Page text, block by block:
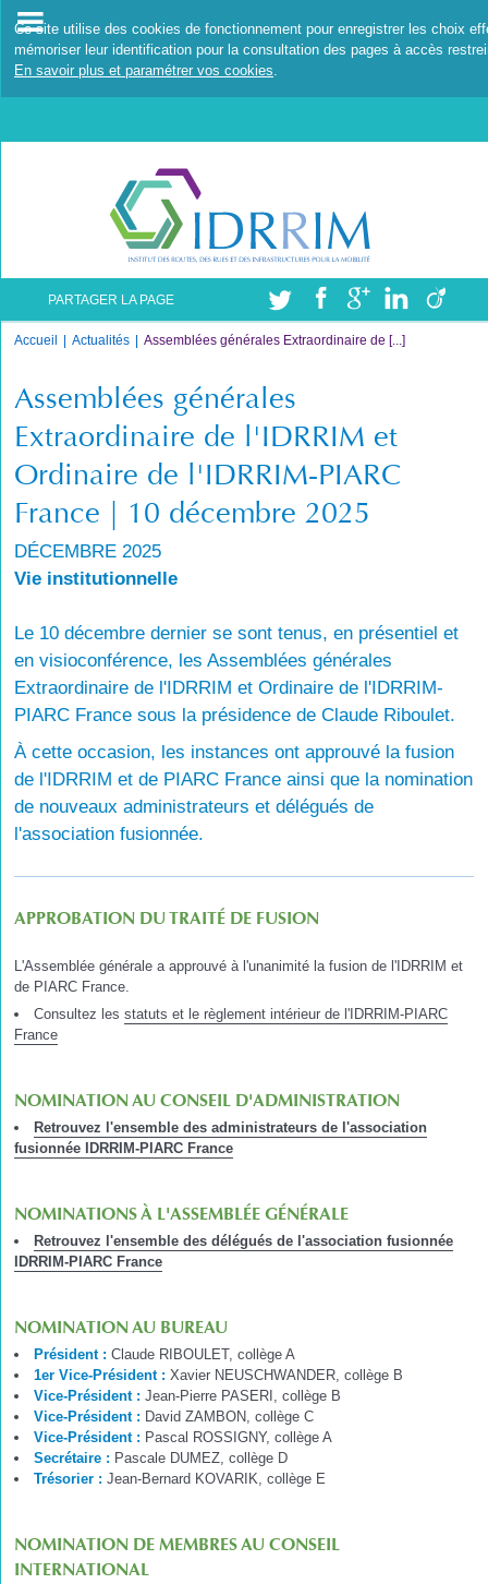
Ce site utilise des cookies de fonctionnement pour enregistrer les choix
mémoriser leur identification pour la consultation des pages à accès
En savoir plus et paramétrer vos cookies
PARTAGER LA PAGE
Accueil Actualités Assemblées générales Extraordinaire de [...]
Assemblées générales
Extraordinaire de l'IDRRIM et
Ordinaire de l'IDRRIM-PIARC
France | 10 décembre 2025
DÉCEMBRE 2025
Vie institutionnelle
Le 10 décembre dernier se sont tenus, en présentiel et
en visioconférence, les Assemblées générales
Extraordinaire de l'IDRRIM et Ordinaire de l'IDRRIM-
PIARC France sous la présidence de Claude Riboulet.
À cette occasion, les instances ont approuvé la fusion
de l'IDRRIM et de PIARC France ainsi que la nomination
de nouveaux administrateurs et délégués de
l'association fusionnée.
APPROBATION DU TRAITÉ DE FUSION
L'Assemblée générale a approuvé à l'unanimité la fusion de l'IDRRIM et
de PIARC France.
Consultez les statuts et le règlement intérieur de l'IDRRIM-PIARC
France
NOMINATION AU CONSEIL D'ADMINISTRATION
Retrouvez l'ensemble des administrateurs de l'association
fusionnée IDRRIM-PIARC France
NOMINATIONS À L'ASSEMBLÉE GÉNÉRALE
Retrouvez l'ensemble des délégués de l'association fusionnée
IDRRIM-PIARC France
NOMINATION AU BUREAU
Président : Claude RIBOULET, collège A
1er Vice-Président : Xavier NEUSCHWANDER, collège B
Vice-Président : Jean-Pierre PASERI, collège B
Vice-Président : David ZAMBON, collège C
Vice-Président : Pascal ROSSIGNY, collège A
Secrétaire : Pascale DUMEZ, collège D
Trésorier : Jean-Bernard KOVARIK, collège E
NOMINATION DE MEMBRES AU CONSEIL
INTERNATIONAL